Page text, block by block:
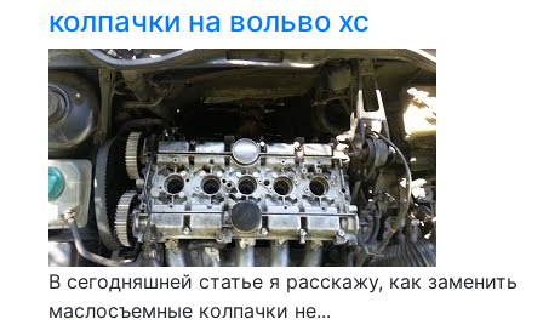
колпачки на вольво хс
В сегодняшней статье я расскажу, как заменить
маслосъемные колпачки не...